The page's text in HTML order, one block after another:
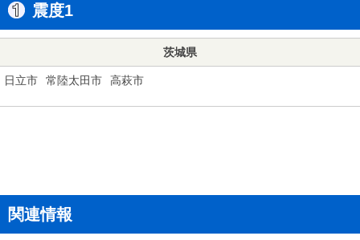
震度1
茨城県
日立市 常陸太田市 高萩市
関連情報